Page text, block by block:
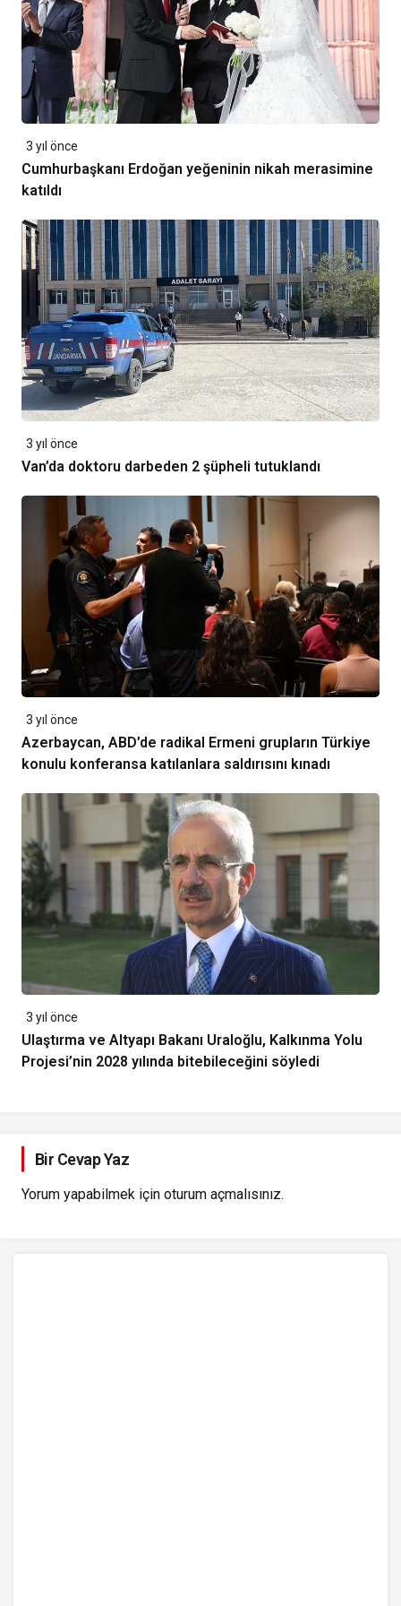
3 yıl önce
Cumhurbaşkanı Erdoğan yeğeninin nikah merasimine
katıldı
3 yıl önce
Van’da doktoru darbeden 2 şüpheli tutuklandı
3 yıl önce
Azerbaycan, ABD’de radikal Ermeni grupların Türkiye
konulu konferansa katılanlara saldırısını kınadı
3 yıl önce
Ulaştırma ve Altyapı Bakanı Uraloğlu, Kalkınma Yolu
Projesi’nin 2028 yılında bitebileceğini söyledi
Bir Cevap Yaz
Yorum yapabilmek için oturum açmalısınız.